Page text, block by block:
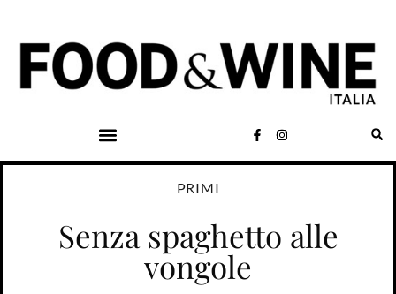
PRIMI
Senza spaghetto alle
vongole